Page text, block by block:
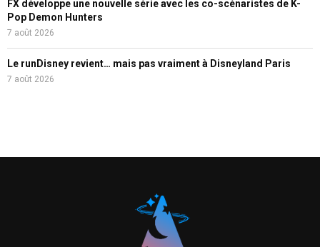
FX développe une nouvelle série avec les co-scénaristes de K-
Pop Demon Hunters
7 août 2026
Le runDisney revient… mais pas vraiment à Disneyland Paris
7 août 2026